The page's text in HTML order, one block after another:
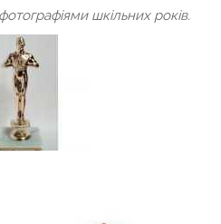
шкільних років.